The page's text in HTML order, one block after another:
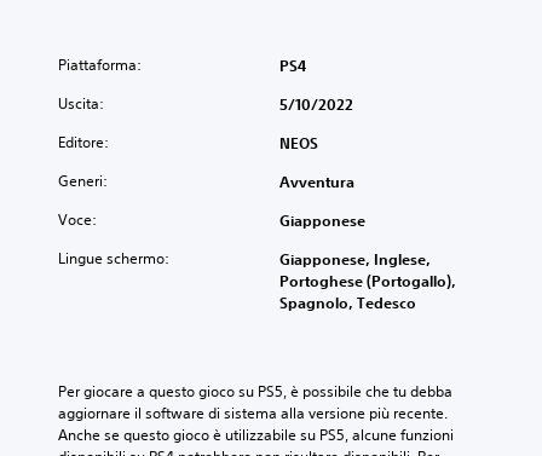
Piattaforma: PS4
Uscita: 5/10/2022
Editore: NEOS
Generi: Avventura
Voce: Giapponese
Lingue schermo:
Giapponese, Inglese,
Portoghese (Portogallo),
Spagnolo, Tedesco
Per giocare a questo gioco su PS5, è possibile che tu debba
aggiornare il software di sistema alla versione più recente.
Anche se questo gioco è utilizzabile su PS5, alcune funzioni